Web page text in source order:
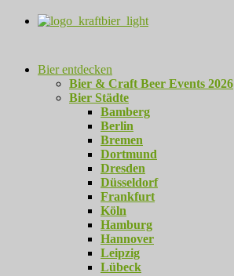
Bier entdecken
Bier & Craft Beer Events 2026
Bier Städte
Bamberg
Berlin
Bremen
Dortmund
Dresden
Düsseldorf
Frankfurt
Köln
Hamburg
Hannover
Leipzig
Lübeck